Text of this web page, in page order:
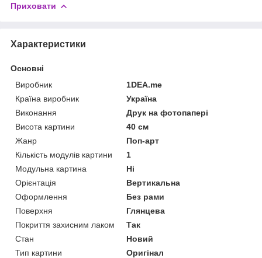
Приховати
Характеристики
Основні
Виробник
1DEA.me
Країна виробник
Україна
Виконання
Друк на фотопапері
Висота картини
40 см
Жанр
Поп-арт
Кількість модулів картини
1
Модульна картина
Ні
Орієнтація
Вертикальна
Оформлення
Без рами
Поверхня
Глянцева
Покриття захисним лаком
Так
Стан
Новий
Тип картини
Оригінал